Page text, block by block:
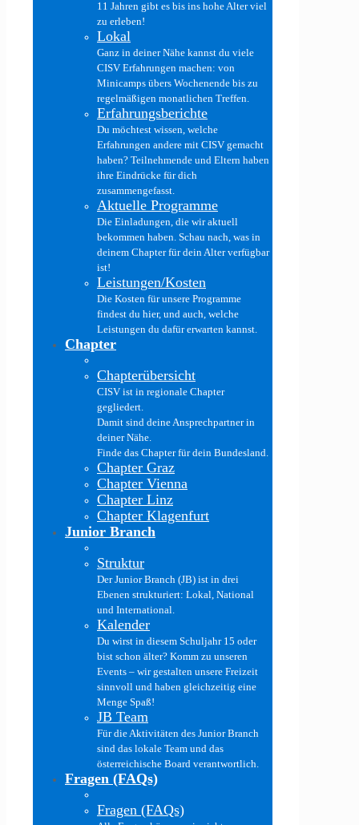
11 Jahren gibt es bis ins hohe Alter viel
zu erleben!
Lokal
Ganz in deiner Nähe kannst du viele
CISV Erfahrungen machen: von
Minicamps übers Wochenende bis zu
regelmäßigen monatlichen Treffen.
Erfahrungsberichte
Du möchtest wissen, welche
Erfahrungen andere mit CISV gemacht
haben? Teilnehmende und Eltern haben
ihre Eindrücke für dich
zusammengefasst.
Aktuelle Programme
Die Einladungen, die wir aktuell
bekommen haben. Schau nach, was in
deinem Chapter für dein Alter verfügbar
ist!
Leistungen/Kosten
Die Kosten für unsere Programme
findest du hier, und auch, welche
Leistungen du dafür erwarten kannst.
Chapter
Chapterübersicht
CISV ist in regionale Chapter
gegliedert.
Damit sind deine Ansprechpartner in
deiner Nähe.
Finde das Chapter für dein Bundesland.
Chapter Graz
Chapter Vienna
Chapter Linz
Chapter Klagenfurt
Junior Branch
Struktur
Der Junior Branch (JB) ist in drei
Ebenen strukturiert: Lokal, National
und International.
Kalender
Du wirst in diesem Schuljahr 15 oder
bist schon älter? Komm zu unseren
Events – wir gestalten unsere Freizeit
sinnvoll und haben gleichzeitig eine
Menge Spaß!
JB Team
Für die Aktivitäten des Junior Branch
sind das lokale Team und das
österreichische Board verantwortlich.
Fragen (FAQs)
Fragen (FAQs)